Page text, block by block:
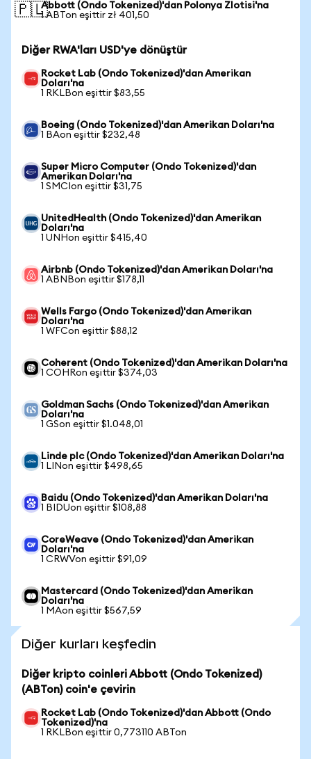
🇵🇱Abbott (Ondo Tokenized)'dan Polonya Zlotisi'na
1 ABTon eşittir zł 401,50
Diğer RWA'ları USD'ye dönüştür
Rocket Lab (Ondo Tokenized)'dan Amerikan
Doları'na
1 RKLBon eşittir $83,55
Boeing (Ondo Tokenized)'dan Amerikan Doları'na
1 BAon eşittir $232,48
Super Micro Computer (Ondo Tokenized)'dan
Amerikan Doları'na
1 SMCIon eşittir $31,75
UnitedHealth (Ondo Tokenized)'dan Amerikan
Doları'na
1 UNHon eşittir $415,40
Airbnb (Ondo Tokenized)'dan Amerikan Doları'na
1 ABNBon eşittir $178,11
Wells Fargo (Ondo Tokenized)'dan Amerikan
Doları'na
1 WFCon eşittir $88,12
Coherent (Ondo Tokenized)'dan Amerikan Doları'na
1 COHRon eşittir $374,03
Goldman Sachs (Ondo Tokenized)'dan Amerikan
Doları'na
1 GSon eşittir $1.048,01
Linde plc (Ondo Tokenized)'dan Amerikan Doları'na
1 LINon eşittir $498,65
Baidu (Ondo Tokenized)'dan Amerikan Doları'na
1 BIDUon eşittir $108,88
CoreWeave (Ondo Tokenized)'dan Amerikan
Doları'na
1 CRWVon eşittir $91,09
Mastercard (Ondo Tokenized)'dan Amerikan
Doları'na
1 MAon eşittir $567,59
Diğer kurları keşfedin
Diğer kripto coinleri Abbott (Ondo Tokenized)
(ABTon) coin'e çevirin
Rocket Lab (Ondo Tokenized)'dan Abbott (Ondo
Tokenized)'na
1 RKLBon eşittir 0,773110 ABTon